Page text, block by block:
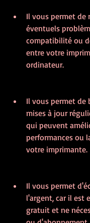
Il vous permet de
éventuels
compatibilité ou
entre votre
ordinateur.
Il vous permet de
mises à jour
qui peuvent
performances ou
votre imprimante.
Il vous permet
l'argent, car il est
gratuit et ne